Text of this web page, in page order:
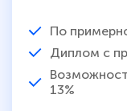
По
Диплом с
13%